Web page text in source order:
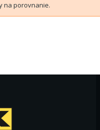
na porovnanie.